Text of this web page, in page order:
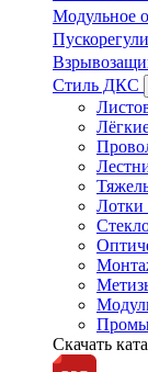
Модульное
Стиль ДКС
Лотки
Скачать